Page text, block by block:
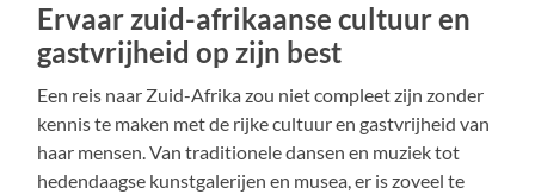
Ervaar zuid-afrikaanse cultuur en
gastvrijheid op zijn best
Een reis naar Zuid-Afrika zou niet compleet zijn zonder
kennis te maken met de rijke cultuur en gastvrijheid van
haar mensen. Van traditionele dansen en muziek tot
hedendaagse kunstgalerijen en musea, er is zoveel te